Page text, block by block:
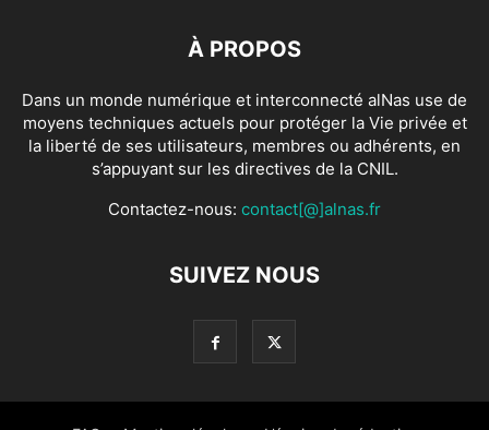
À PROPOS
Dans un monde numérique et interconnecté alNas use de
moyens techniques actuels pour protéger la Vie privée et
la liberté de ses utilisateurs, membres ou adhérents, en
s’appuyant sur les directives de la CNIL.
Contactez-nous: contact[@]alnas.fr
SUIVEZ NOUS